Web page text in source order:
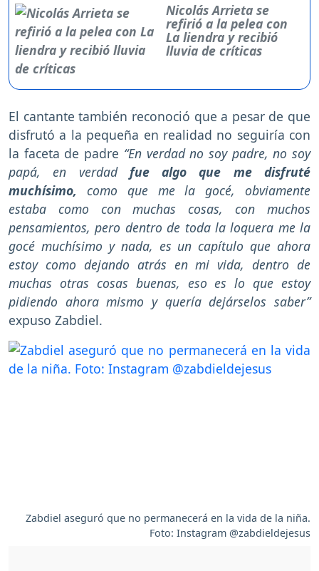
Nicolás Arrieta se
refirió a la pelea con
La liendra y recibió
lluvia de críticas
El cantante también reconoció que a pesar de que
disfrutó a la pequeña en realidad no seguiría con
la faceta de padre “En verdad no soy padre, no soy
papá, en verdadfue algo que me disfruté
muchísimo, como que me la gocé, obviamente
estaba como con muchas cosas, con muchos
pensamientos, pero dentro de toda la loquera me la
gocé muchísimo y nada, es un capítulo que ahora
estoy como dejando atrás en mi vida, dentro de
muchas otras cosas buenas, eso es lo que estoy
pidiendo ahora mismo y quería dejárselos saber”
expuso Zabdiel.
Zabdiel aseguró que no permanecerá en la vida de la niña.
Foto: Instagram @zabdieldejesus